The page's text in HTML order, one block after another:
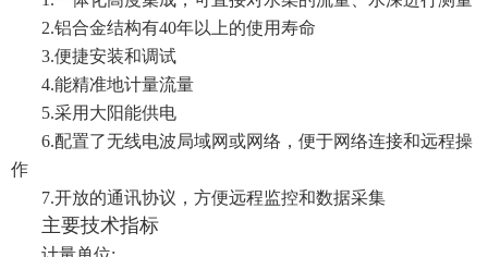
2.铝合金结构有40年以上的使用寿命
3.便捷安装和调试
4.能精准地计量流量
5.采用大阳能供电
6.配置了无线电波局域网或网络，便于网络连接和远程操
作
7.开放的通讯协议，方便远程监控和数据采集
主要技术指标